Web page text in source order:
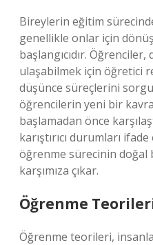
Bireylerin eğitim
genellikle onlar için
başlangıcıdır.
ulaşabilmek için öğretici
düşünce süreçlerini
öğrencilerin yeni bir
başlamadan önce
karıştırıcı durumları
öğrenme sürecinin doğal
karşımıza çıkar.
Öğrenme
Öğrenme teorileri,